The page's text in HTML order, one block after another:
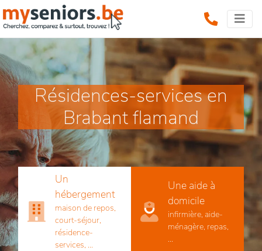
Résidences-services en
Brabant flamand
Un
hébergement
maison de repos,
court-séjour,
résidence-
services, ...
Une aide à
domicile
infirmière, aide-
ménagère, repas,
...